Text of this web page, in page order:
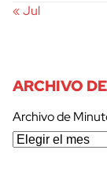
« Jul
ARCHIVO
Archivo de